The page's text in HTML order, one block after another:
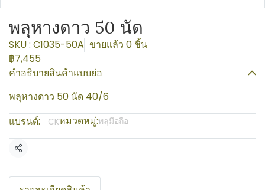
พลุหางดาว 50 นัด
SKU : C1035-50A ขายแล้ว 0 ชิ้น
฿7,455
คำอธิบายสินค้าแบบย่อ
พลุหางดาว 50 นัด 40/6
แบรนด์:
CKหมวดหมู่:พลุมือถือ
แชร์